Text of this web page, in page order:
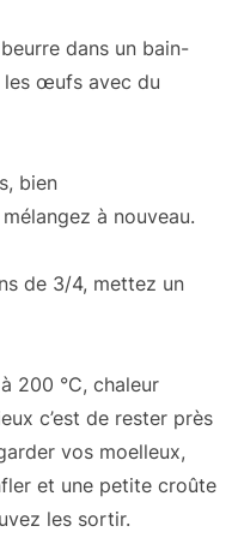
dans un bain-
les œufs avec du
bien
à nouveau.
de 3/4, mettez un
200 °C, chaleur
c’est de rester près
vos moelleux,
et une petite croûte
les sortir.